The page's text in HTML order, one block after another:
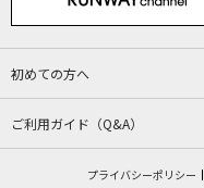
初めての方へ
ご利用ガイド（Q&A）
プライバシーポリシー